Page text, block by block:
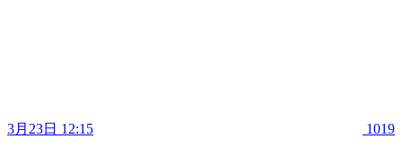
3月23日 12:15 1019